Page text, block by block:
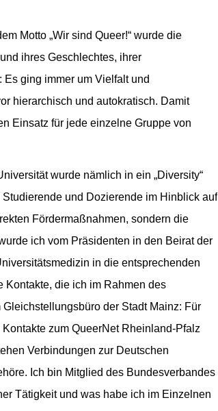
Motto „Wir sind Queer!“ wurde die
ihres Geschlechtes, ihrer
ging immer um Vielfalt und
hierarchisch und autokratisch. Damit
Einsatz für jede einzelne Gruppe von
wurde nämlich in ein „Diversity“
und Dozierende im Hinblick auf
Fördermaßnahmen, sondern die
ich vom Präsidenten in den Beirat der
in die entsprechenden
Kontakte, die ich im Rahmen des
der Stadt Mainz: Für
zum QueerNet Rheinland-Pfalz
Verbindungen zur Deutschen
Ich bin Mitglied des Bundesverbandes
Tätigkeit und was habe ich im Einzelnen